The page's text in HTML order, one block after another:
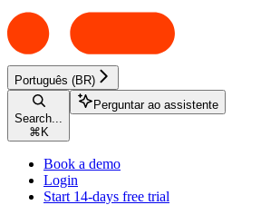
Português (BR)
Search...
⌘ K
Perguntar ao assistente
Book a demo
Login
Start 14-days free trial